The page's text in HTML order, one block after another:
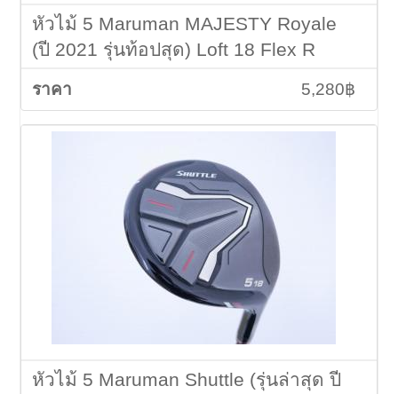
หัวไม้ 5 Maruman MAJESTY Royale
(ปี 2021 รุ่นท้อปสุด) Loft 18 Flex R
5,280฿
หัวไม้ 5 Maruman Shuttle (รุ่นล่าสุด ปี